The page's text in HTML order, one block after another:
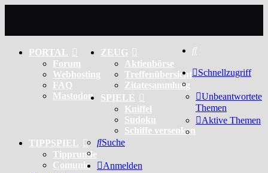
PORTAL
Forum
Webhosting
FAQ
Mastodon
ZEUG
Aktienbörse
Treffenübersicht
Zitatesammlung
SPIELE
Kniffel
Sudoku
Schiffe versenken
TIPPSPIEL
Tipprunde
Comunio
Schnellzugriff
Unbeantwortete
Themen
Aktive Themen
Suche
Anmelden